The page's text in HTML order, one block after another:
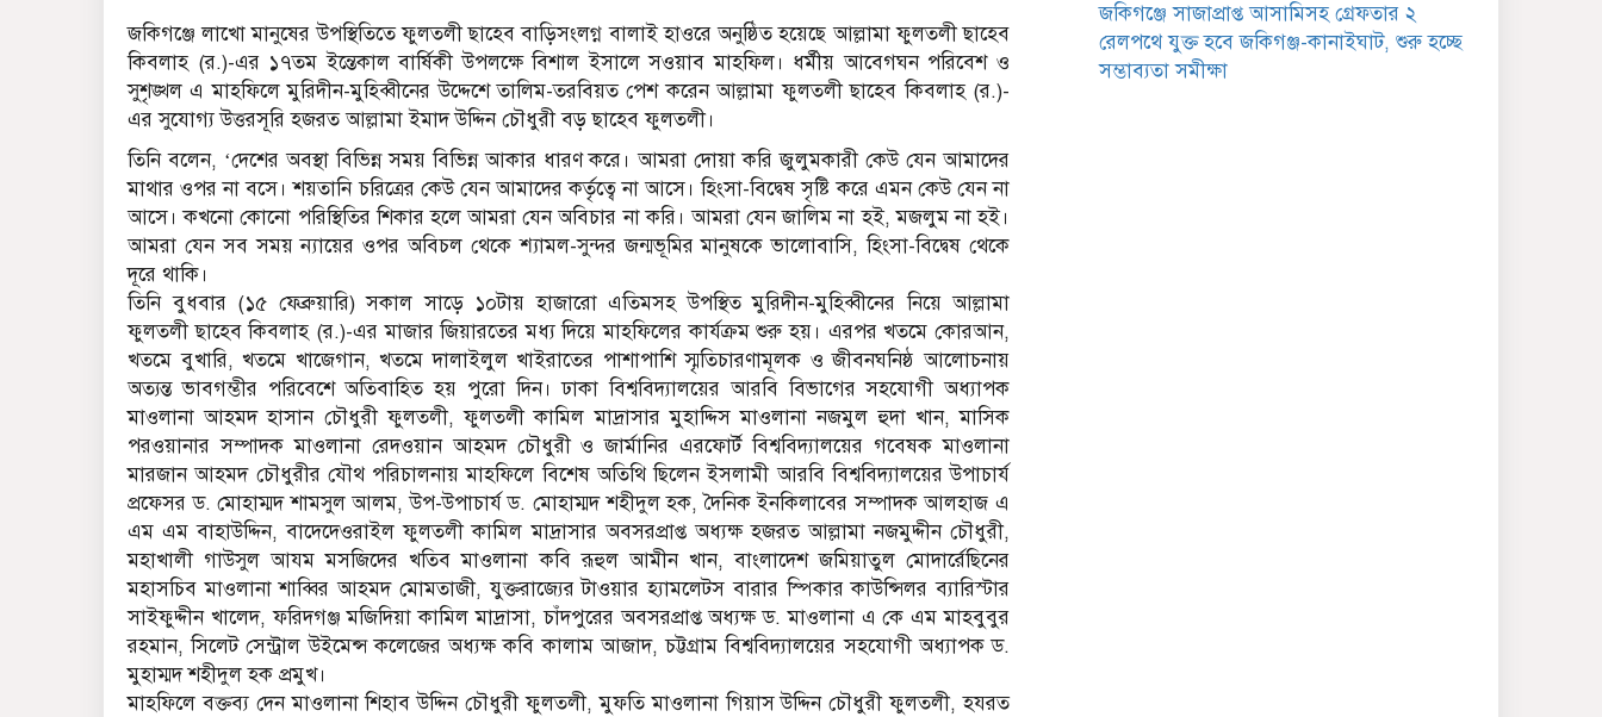
জকিগঞ্জে লাখো মানুষের উপস্থিতিতে ফুলতলী ছাহেব বাড়িসংলগ্ন বালাই হাওরে অনুষ্ঠিত হয়েছে আল্লামা ফুলতলী ছাহেব
কিবলাহ (র.)-এর ১৭তম ইন্তেকাল বার্ষিকী উপলক্ষে বিশাল ইসালে সওয়াব মাহফিল। ধর্মীয় আবেগঘন পরিবেশ ও
সুশৃঙ্খল এ মাহফিলে মুরিদীন-মুহিব্বীনের উদ্দেশে তালিম-তরবিয়ত পেশ করেন আল্লামা ফুলতলী ছাহেব কিবলাহ (র.)-
এর সুযোগ্য উত্তরসূরি হজরত আল্লামা ইমাদ উদ্দিন চৌধুরী বড় ছাহেব ফুলতলী।
তিনি বলেন, ‘দেশের অবস্থা বিভিন্ন সময় বিভিন্ন আকার ধারণ করে। আমরা দোয়া করি জুলুমকারী কেউ যেন আমাদের
মাথার ওপর না বসে। শয়তানি চরিত্রের কেউ যেন আমাদের কর্তৃত্বে না আসে। হিংসা-বিদ্বেষ সৃষ্টি করে এমন কেউ যেন না
আসে। কখনো কোনো পরিস্থিতির শিকার হলে আমরা যেন অবিচার না করি। আমরা যেন জালিম না হই, মজলুম না হই।
আমরা যেন সব সময় ন্যায়ের ওপর অবিচল থেকে শ্যামল-সুন্দর জন্মভূমির মানুষকে ভালোবাসি, হিংসা-বিদ্বেষ থেকে
দূরে থাকি।
তিনি বুধবার (১৫ ফেব্রুয়ারি) সকাল সাড়ে ১০টায় হাজারো এতিমসহ উপস্থিত মুরিদীন-মুহিব্বীনের নিয়ে আল্লামা
ফুলতলী ছাহেব কিবলাহ (র.)-এর মাজার জিয়ারতের মধ্য দিয়ে মাহফিলের কার্যক্রম শুরু হয়। এরপর খতমে কোরআন,
খতমে বুখারি, খতমে খাজেগান, খতমে দালাইলুল খাইরাতের পাশাপাশি স্মৃতিচারণামূলক ও জীবনঘনিষ্ঠ আলোচনায়
অত্যন্ত ভাবগম্ভীর পরিবেশে অতিবাহিত হয় পুরো দিন। ঢাকা বিশ্ববিদ্যালয়ের আরবি বিভাগের সহযোগী অধ্যাপক
মাওলানা আহমদ হাসান চৌধুরী ফুলতলী, ফুলতলী কামিল মাদ্রাসার মুহাদ্দিস মাওলানা নজমুল হুদা খান, মাসিক
পরওয়ানার সম্পাদক মাওলানা রেদওয়ান আহমদ চৌধুরী ও জার্মানির এরফোর্ট বিশ্ববিদ্যালয়ের গবেষক মাওলানা
মারজান আহমদ চৌধুরীর যৌথ পরিচালনায় মাহফিলে বিশেষ অতিথি ছিলেন ইসলামী আরবি বিশ্ববিদ্যালয়ের উপাচার্য
প্রফেসর ড. মোহাম্মদ শামসুল আলম, উপ-উপাচার্য ড. মোহাম্মদ শহীদুল হক, দৈনিক ইনকিলাবের সম্পাদক আলহাজ এ
এম এম বাহাউদ্দিন, বাদেদেওরাইল ফুলতলী কামিল মাদ্রাসার অবসরপ্রাপ্ত অধ্যক্ষ হজরত আল্লামা নজমুদ্দীন চৌধুরী,
মহাখালী গাউসুল আযম মসজিদের খতিব মাওলানা কবি রূহুল আমীন খান, বাংলাদেশ জমিয়াতুল মোদার্রেছিনের
মহাসচিব মাওলানা শাব্বির আহমদ মোমতাজী, যুক্তরাজ্যের টাওয়ার হ্যামলেটস বারার স্পিকার কাউন্সিলর ব্যারিস্টার
সাইফুদ্দীন খালেদ, ফরিদগঞ্জ মজিদিয়া কামিল মাদ্রাসা, চাঁদপুরের অবসরপ্রাপ্ত অধ্যক্ষ ড. মাওলানা এ কে এম মাহবুবুর
রহমান, সিলেট সেন্ট্রাল উইমেন্স কলেজের অধ্যক্ষ কবি কালাম আজাদ, চট্টগ্রাম বিশ্ববিদ্যালয়ের সহযোগী অধ্যাপক ড.
মুহাম্মদ শহীদুল হক প্রমুখ।
মাহফিলে বক্তব্য দেন মাওলানা শিহাব উদ্দিন চৌধুরী ফুলতলী, মুফতি মাওলানা গিয়াস উদ্দিন চৌধুরী ফুলতলী, হযরত
জকিগঞ্জে সরকারি পাঁচ ভাতার
আবেদন শুরু আজ
জকিগঞ্জে সাজাপ্রাপ্ত আসামিসহ গ্রেফতার ২
রেলপথে যুক্ত হবে জকিগঞ্জ-কানাইঘাট, শুরু হচ্ছে
সম্ভাব্যতা সমীক্ষা